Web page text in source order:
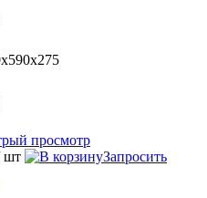
просмотр
шт
Запросить